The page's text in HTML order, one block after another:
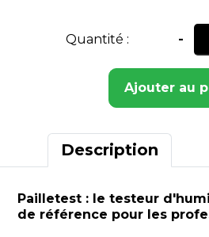
Quantité : -
Ajouter au
Description
Pailletest : le testeur
de référence pour les